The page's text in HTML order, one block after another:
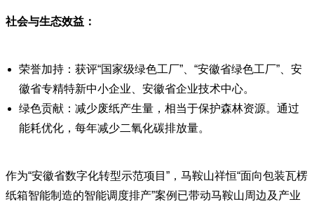
社会与生态效益：
荣誉加持：获评“国家级绿色工厂”、“安徽省绿色工厂”、安
徽省专精特新中小企业、安徽省企业技术中心。
绿色贡献：减少废纸产生量，相当于保护森林资源。通过
能耗优化，每年减少二氧化碳排放量。
作为“安徽省数字化转型示范项目”，马鞍山祥恒“面向包装瓦楞
纸箱智能制造的智能调度排产”案例已带动马鞍山周边及产业